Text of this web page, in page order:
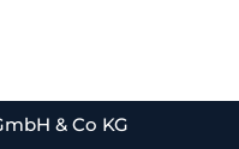
& Co KG